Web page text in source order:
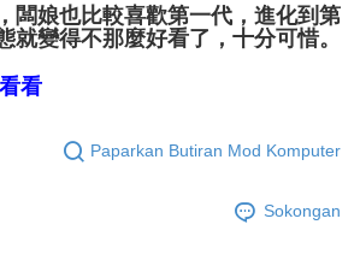
闆娘也比較喜歡第一代，進化到第
就變得不那麼好看了，十分可惜。
看
Paparkan Butiran Mod Komputer
Sokongan